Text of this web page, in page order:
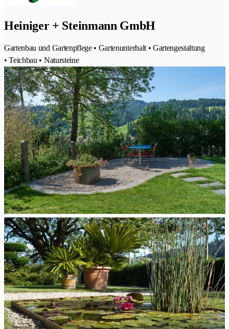
Heiniger + Steinmann GmbH
Gartenbau und Gartenpflege • Gartenunterhalt • Gartengestaltung
• Teichbau • Natursteine